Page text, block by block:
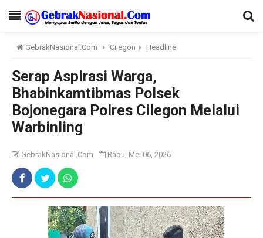
GebrakNasional.Com Cilegon Headline
Serap Aspirasi Warga,
Bhabinkamtibmas Polsek
Bojonegara Polres Cilegon Melalui
Warbinling
GebrakNasional.Com Rabu, Mei 06, 2026